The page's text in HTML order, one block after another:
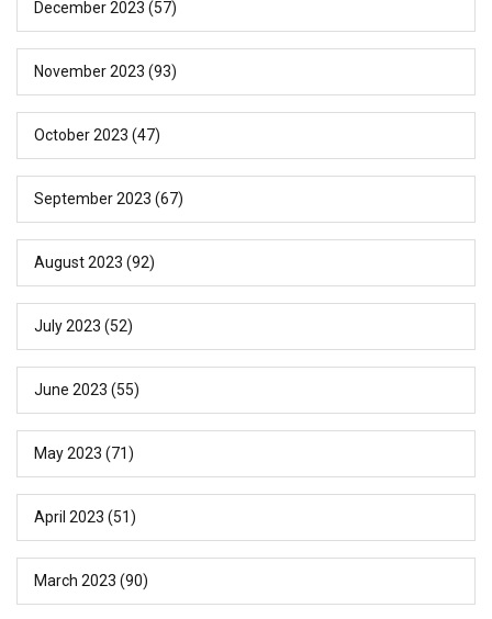
December 2023 (57)
November 2023 (93)
October 2023 (47)
September 2023 (67)
August 2023 (92)
July 2023 (52)
June 2023 (55)
May 2023 (71)
April 2023 (51)
March 2023 (90)